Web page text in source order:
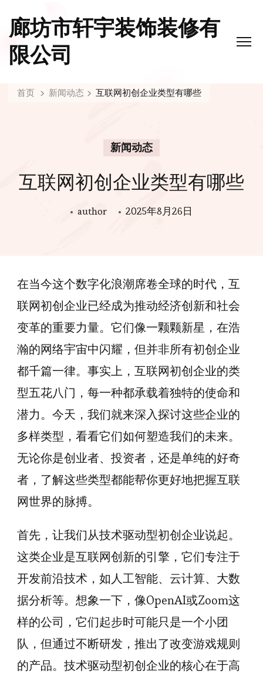
廊坊市轩宇装饰装修有
限公司
首页 新闻动态 互联网初创企业类型有哪些
新闻动态
互联网初创企业类型有哪些
author 2025年8月26日
在当今这个数字化浪潮席卷全球的时代，互
联网初创企业已经成为推动经济创新和社会
变革的重要力量。它们像一颗颗新星，在浩
瀚的网络宇宙中闪耀，但并非所有初创企业
都千篇一律。事实上，互联网初创企业的类
型五花八门，每一种都承载着独特的使命和
潜力。今天，我们就来深入探讨这些企业的
多样类型，看看它们如何塑造我们的未来。
无论你是创业者、投资者，还是单纯的好奇
者，了解这些类型都能帮你更好地把握互联
网世界的脉搏。
首先，让我们从技术驱动型初创企业说起。
这类企业是互联网创新的引擎，它们专注于
开发前沿技术，如人工智能、云计算、大数
据分析等。想象一下，像OpenAI或Zoom这
样的公司，它们起步时可能只是一个小团
队，但通过不断研发，推出了改变游戏规则
的产品。技术驱动型初创企业的核心在于高